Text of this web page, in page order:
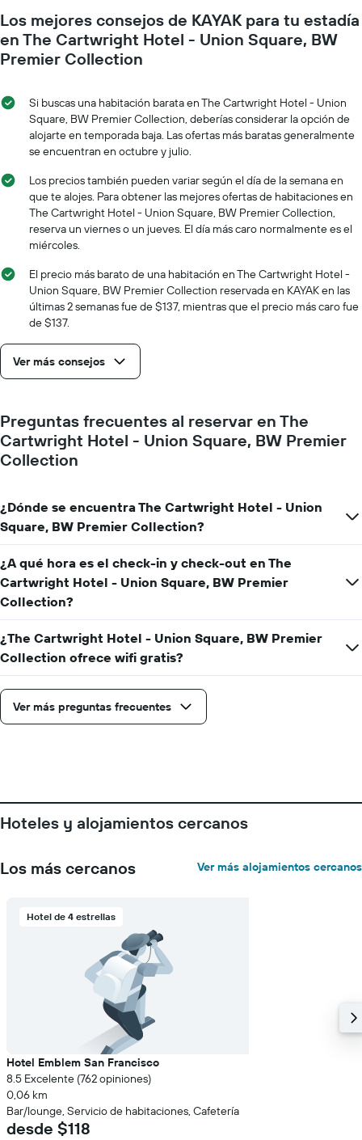
Los mejores consejos de KAYAK para tu estadía
en The Cartwright Hotel - Union Square, BW
Premier Collection
Si buscas una habitación barata en The Cartwright Hotel - Union
Square, BW Premier Collection, deberías considerar la opción de
alojarte en temporada baja. Las ofertas más baratas generalmente
se encuentran en octubre y julio.
Los precios también pueden variar según el día de la semana en
que te alojes. Para obtener las mejores ofertas de habitaciones en
The Cartwright Hotel - Union Square, BW Premier Collection,
reserva un viernes o un jueves. El día más caro normalmente es el
miércoles.
El precio más barato de una habitación en The Cartwright Hotel -
Union Square, BW Premier Collection reservada en KAYAK en las
últimas 2 semanas fue de $137, mientras que el precio más caro fue
de $137.
Ver más consejos
Preguntas frecuentes al reservar en The
Cartwright Hotel - Union Square, BW Premier
Collection
¿Dónde se encuentra The Cartwright Hotel - Union
Square, BW Premier Collection?
¿A qué hora es el check-in y check-out en The
Cartwright Hotel - Union Square, BW Premier
Collection?
¿The Cartwright Hotel - Union Square, BW Premier
Collection ofrece wifi gratis?
Ver más preguntas frecuentes
Hoteles y alojamientos cercanos
Los más cercanos Ver más alojamientos cercanos
Hotel de 4 estrellas
Hotel Emblem San Francisco
8.5 Excelente (762 opiniones)
0,06 km
Bar/lounge, Servicio de habitaciones, Cafetería
desde $118